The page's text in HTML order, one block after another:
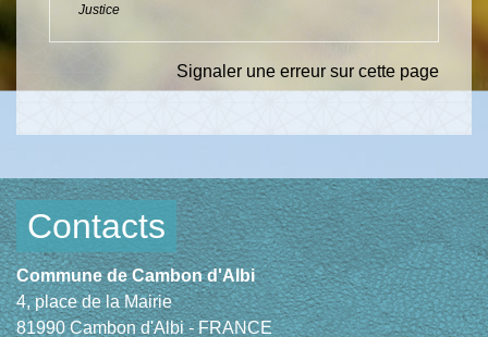
Justice
Signaler une erreur sur cette page
Contacts
Commune de Cambon d'Albi
4, place de la Mairie
81990 Cambon d'Albi - FRANCE